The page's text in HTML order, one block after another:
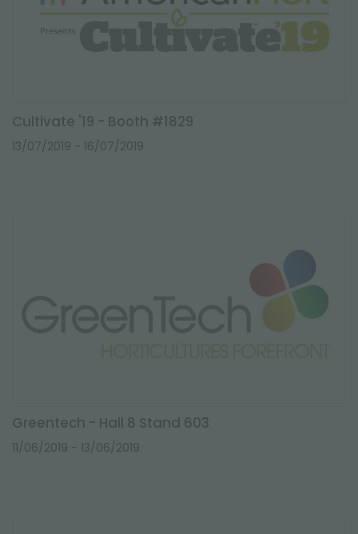
Cultivate '19 - Booth #1829
13/07/2019 - 16/07/2019
Greentech - Hall 8 Stand 603
11/06/2019 - 13/06/2019